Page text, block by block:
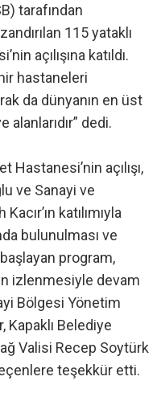
tarafından
115 yataklı
açılışına katıldı.
hastaneleri
da dünyanın en üst
alanlarıdır” dedi.
Hastanesi’nin açılışı,
ve Sanayi ve
katılımıyla
bulunulması ve
başlayan program,
izlenmesiyle devam
Bölgesi Yönetim
Kapaklı Belediye
Valisi Recep Soytürk
teşekkür etti.